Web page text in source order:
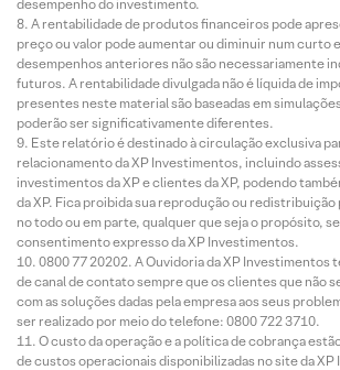
desempenho do investimento.
A rentabilidade de produtos financeiros pode
preço ou valor pode aumentar ou diminuir num curto
desempenhos anteriores não são necessariamente
futuros. A rentabilidade divulgada não é líquida de
presentes neste material são baseadas em
poderão ser significativamente diferentes.
Este relatório é destinado à circulação exclusiva
relacionamento da XP Investimentos, incluindo
investimentos da XP e clientes da XP, podendo
da XP. Fica proibida sua reprodução ou redistribuição
no todo ou em parte, qualquer que seja o propósito,
consentimento expresso da XP Investimentos.
0800 77 20202. A Ouvidoria da XP Investimentos
de canal de contato sempre que os clientes que não
com as soluções dadas pela empresa aos seus
ser realizado por meio do telefone: 0800 722 3710.
O custo da operação e a política de cobrança
de custos operacionais disponibilizadas no site da